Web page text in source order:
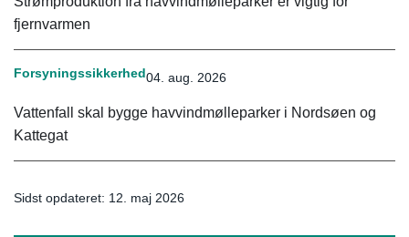
fjernvarmen
Forsyningssikkerhed04. aug. 2026
Vattenfall skal bygge havvindmølleparker i Nordsøen og
Kattegat
Sidst opdateret: 12. maj 2026